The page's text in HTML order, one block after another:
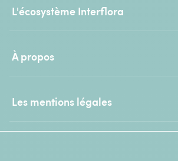
L'écosystème Interflora
À propos
Les mentions légales